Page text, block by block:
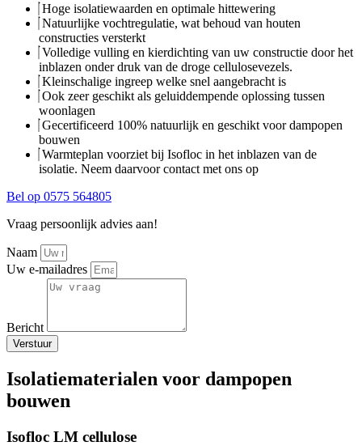
Hoge isolatiewaarden en optimale hittewering
Natuurlijke vochtregulatie, wat behoud van houten
constructies versterkt
Volledige vulling en kierdichting van uw constructie door het
inblazen onder druk van de droge cellulosevezels.
Kleinschalige ingreep welke snel aangebracht is
Ook zeer geschikt als geluiddempende oplossing tussen
woonlagen
Gecertificeerd 100% natuurlijk en geschikt voor dampopen
bouwen
Warmteplan voorziet bij Isofloc in het inblazen van de
isolatie. Neem daarvoor contact met ons op
Bel op 0575 564805
Vraag persoonlijk advies aan!
Naam
Uw e-mailadres
Bericht
Verstuur
Isolatiematerialen voor dampopen
bouwen
Isofloc LM cellulose